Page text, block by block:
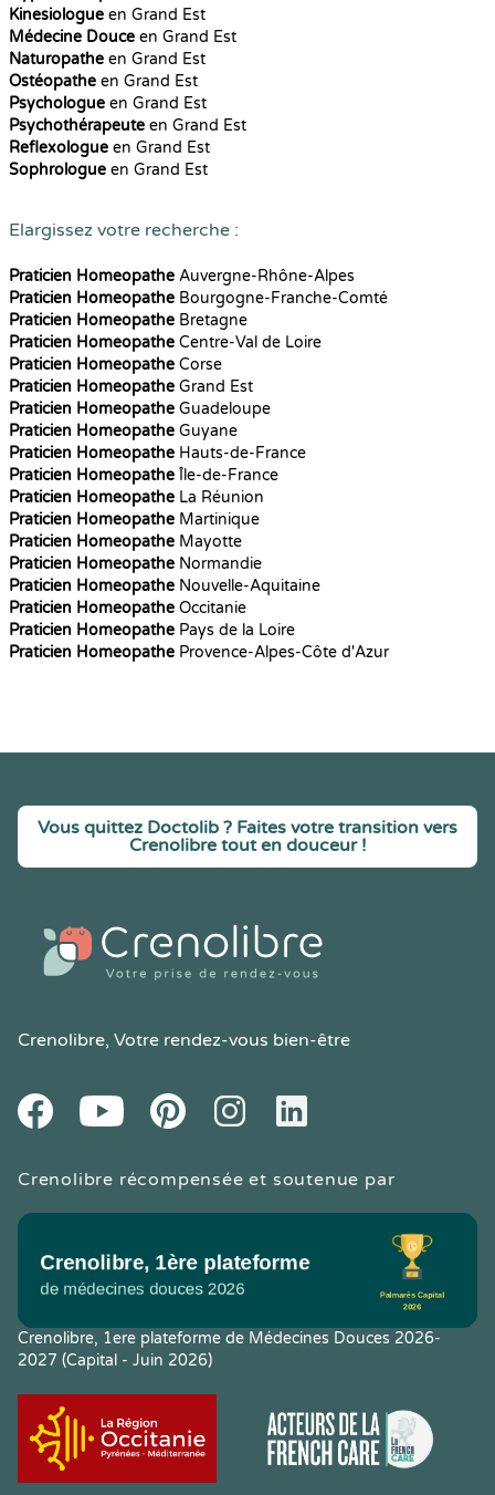
Kinesiologue en Grand Est
Médecine Douce en Grand Est
Naturopathe en Grand Est
Ostéopathe en Grand Est
Psychologue en Grand Est
Psychothérapeute en Grand Est
Reflexologue en Grand Est
Sophrologue en Grand Est
Elargissez votre recherche :
Praticien Homeopathe Auvergne-Rhône-Alpes
Praticien Homeopathe Bourgogne-Franche-Comté
Praticien Homeopathe Bretagne
Praticien Homeopathe Centre-Val de Loire
Praticien Homeopathe Corse
Praticien Homeopathe Grand Est
Praticien Homeopathe Guadeloupe
Praticien Homeopathe Guyane
Praticien Homeopathe Hauts-de-France
Praticien Homeopathe Île-de-France
Praticien Homeopathe La Réunion
Praticien Homeopathe Martinique
Praticien Homeopathe Mayotte
Praticien Homeopathe Normandie
Praticien Homeopathe Nouvelle-Aquitaine
Praticien Homeopathe Occitanie
Praticien Homeopathe Pays de la Loire
Praticien Homeopathe Provence-Alpes-Côte d'Azur
Vous quittez Doctolib ? Faites votre transition vers
Crenolibre tout en douceur !
Crenolibre, Votre rendez-vous bien-être
FacebookYoutube PinteresetInstagramLinkedIn
Crenolibre récompensée et soutenue par
Crenolibre, 1ere plateforme de Médecines Douces 2026-
2027 (Capital - Juin 2026)